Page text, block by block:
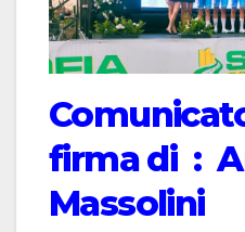
firma di :
Massolini